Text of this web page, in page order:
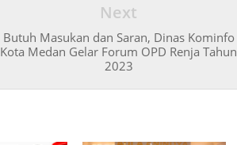
Next
Butuh Masukan dan Saran, Dinas Kominfo
Kota Medan Gelar Forum OPD Renja Tahun
2023